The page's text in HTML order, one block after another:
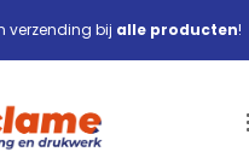
verzending bij alle producten!